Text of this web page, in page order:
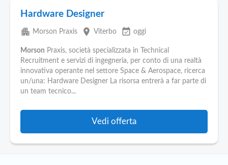
Hardware Designer
apartment Morson Praxis place Viterbo event_available oggi
Morson Praxis, società specializzata in Technical
Recruitment e servizi di ingegneria, per conto di una realtà
innovativa operante nel settore Space & Aerospace, ricerca
un/una: Hardware Designer La risorsa entrerà a far parte di
un team tecnico...
Vedi offerta